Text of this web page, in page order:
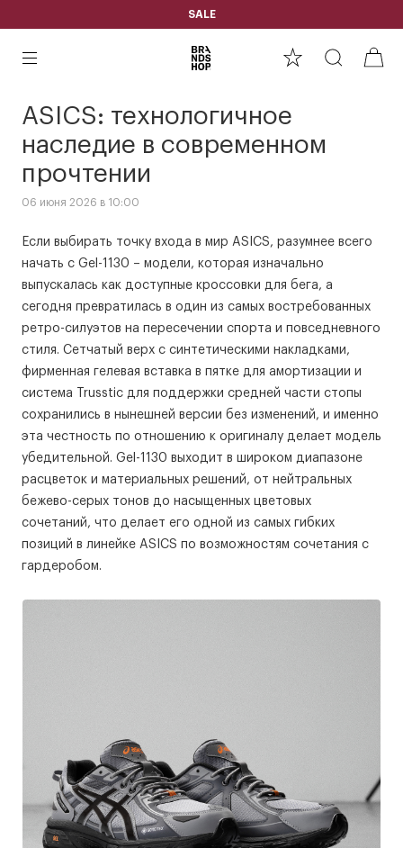
SALE
ASICS: технологичное
наследие в современном
прочтении
06 июня 2026 в 10:00
Если выбирать точку входа в мир ASICS, разумнее всего
начать с Gel-1130 – модели, которая изначально
выпускалась как доступные кроссовки для бега, а
сегодня превратилась в один из самых востребованных
ретро-силуэтов на пересечении спорта и повседневного
стиля. Сетчатый верх с синтетическими накладками,
фирменная гелевая вставка в пятке для амортизации и
система Trusstic для поддержки средней части стопы
сохранились в нынешней версии без изменений, и именно
эта честность по отношению к оригиналу делает модель
убедительной. Gel-1130 выходит в широком диапазоне
расцветок и материальных решений, от нейтральных
бежево-серых тонов до насыщенных цветовых
сочетаний, что делает его одной из самых гибких
позиций в линейке ASICS по возможностям сочетания с
гардеробом.